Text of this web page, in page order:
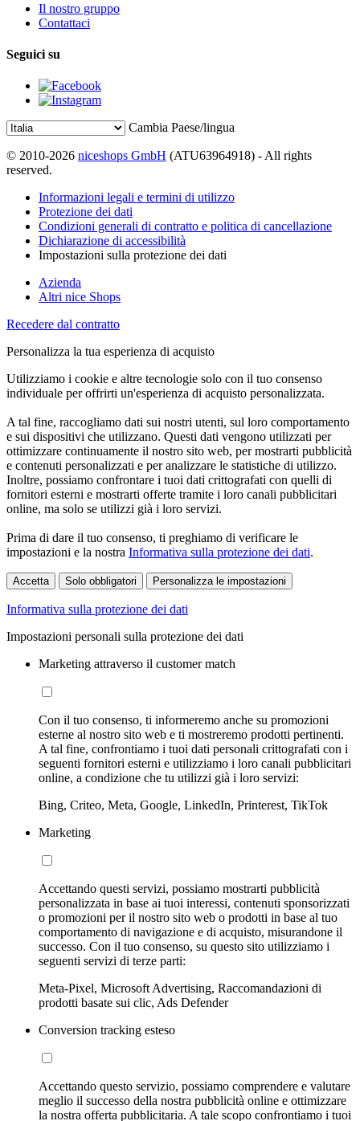
Il nostro gruppo
Contattaci
Seguici su
Cambia Paese/lingua
© 2010-2026 niceshops GmbH (ATU63964918) - All rights
reserved.
Informazioni legali e termini di utilizzo
Protezione dei dati
Condizioni generali di contratto e politica di cancellazione
Dichiarazione di accessibilità
Impostazioni sulla protezione dei dati
Azienda
Altri nice Shops
Recedere dal contratto
Personalizza la tua esperienza di acquisto
Utilizziamo i cookie e altre tecnologie solo con il tuo consenso
individuale per offrirti un'esperienza di acquisto personalizzata.
A tal fine, raccogliamo dati sui nostri utenti, sul loro comportamento
e sui dispositivi che utilizzano. Questi dati vengono utilizzati per
ottimizzare continuamente il nostro sito web, per mostrarti pubblicità
e contenuti personalizzati e per analizzare le statistiche di utilizzo.
Inoltre, possiamo confrontare i tuoi dati crittografati con quelli di
fornitori esterni e mostrarti offerte tramite i loro canali pubblicitari
online, ma solo se utilizzi già i loro servizi.
Prima di dare il tuo consenso, ti preghiamo di verificare le
impostazioni e la nostra Informativa sulla protezione dei dati.
Accetta Solo obbligatori Personalizza le impostazioni
Informativa sulla protezione dei dati
Impostazioni personali sulla protezione dei dati
Marketing attraverso il customer match
Con il tuo consenso, ti informeremo anche su promozioni
esterne al nostro sito web e ti mostreremo prodotti pertinenti.
A tal fine, confrontiamo i tuoi dati personali crittografati con i
seguenti fornitori esterni e utilizziamo i loro canali pubblicitari
online, a condizione che tu utilizzi già i loro servizi:
Bing, Criteo, Meta, Google, LinkedIn, Printerest, TikTok
Marketing
Accettando questi servizi, possiamo mostrarti pubblicità
personalizzata in base ai tuoi interessi, contenuti sponsorizzati
o promozioni per il nostro sito web o prodotti in base al tuo
comportamento di navigazione e di acquisto, misurandone il
successo. Con il tuo consenso, su questo sito utilizziamo i
seguenti servizi di terze parti:
Meta-Pixel, Microsoft Advertising, Raccomandazioni di
prodotti basate sui clic, Ads Defender
Conversion tracking esteso
Accettando questo servizio, possiamo comprendere e valutare
meglio il successo della nostra pubblicità online e ottimizzare
la nostra offerta pubblicitaria. A tale scopo confrontiamo i tuoi